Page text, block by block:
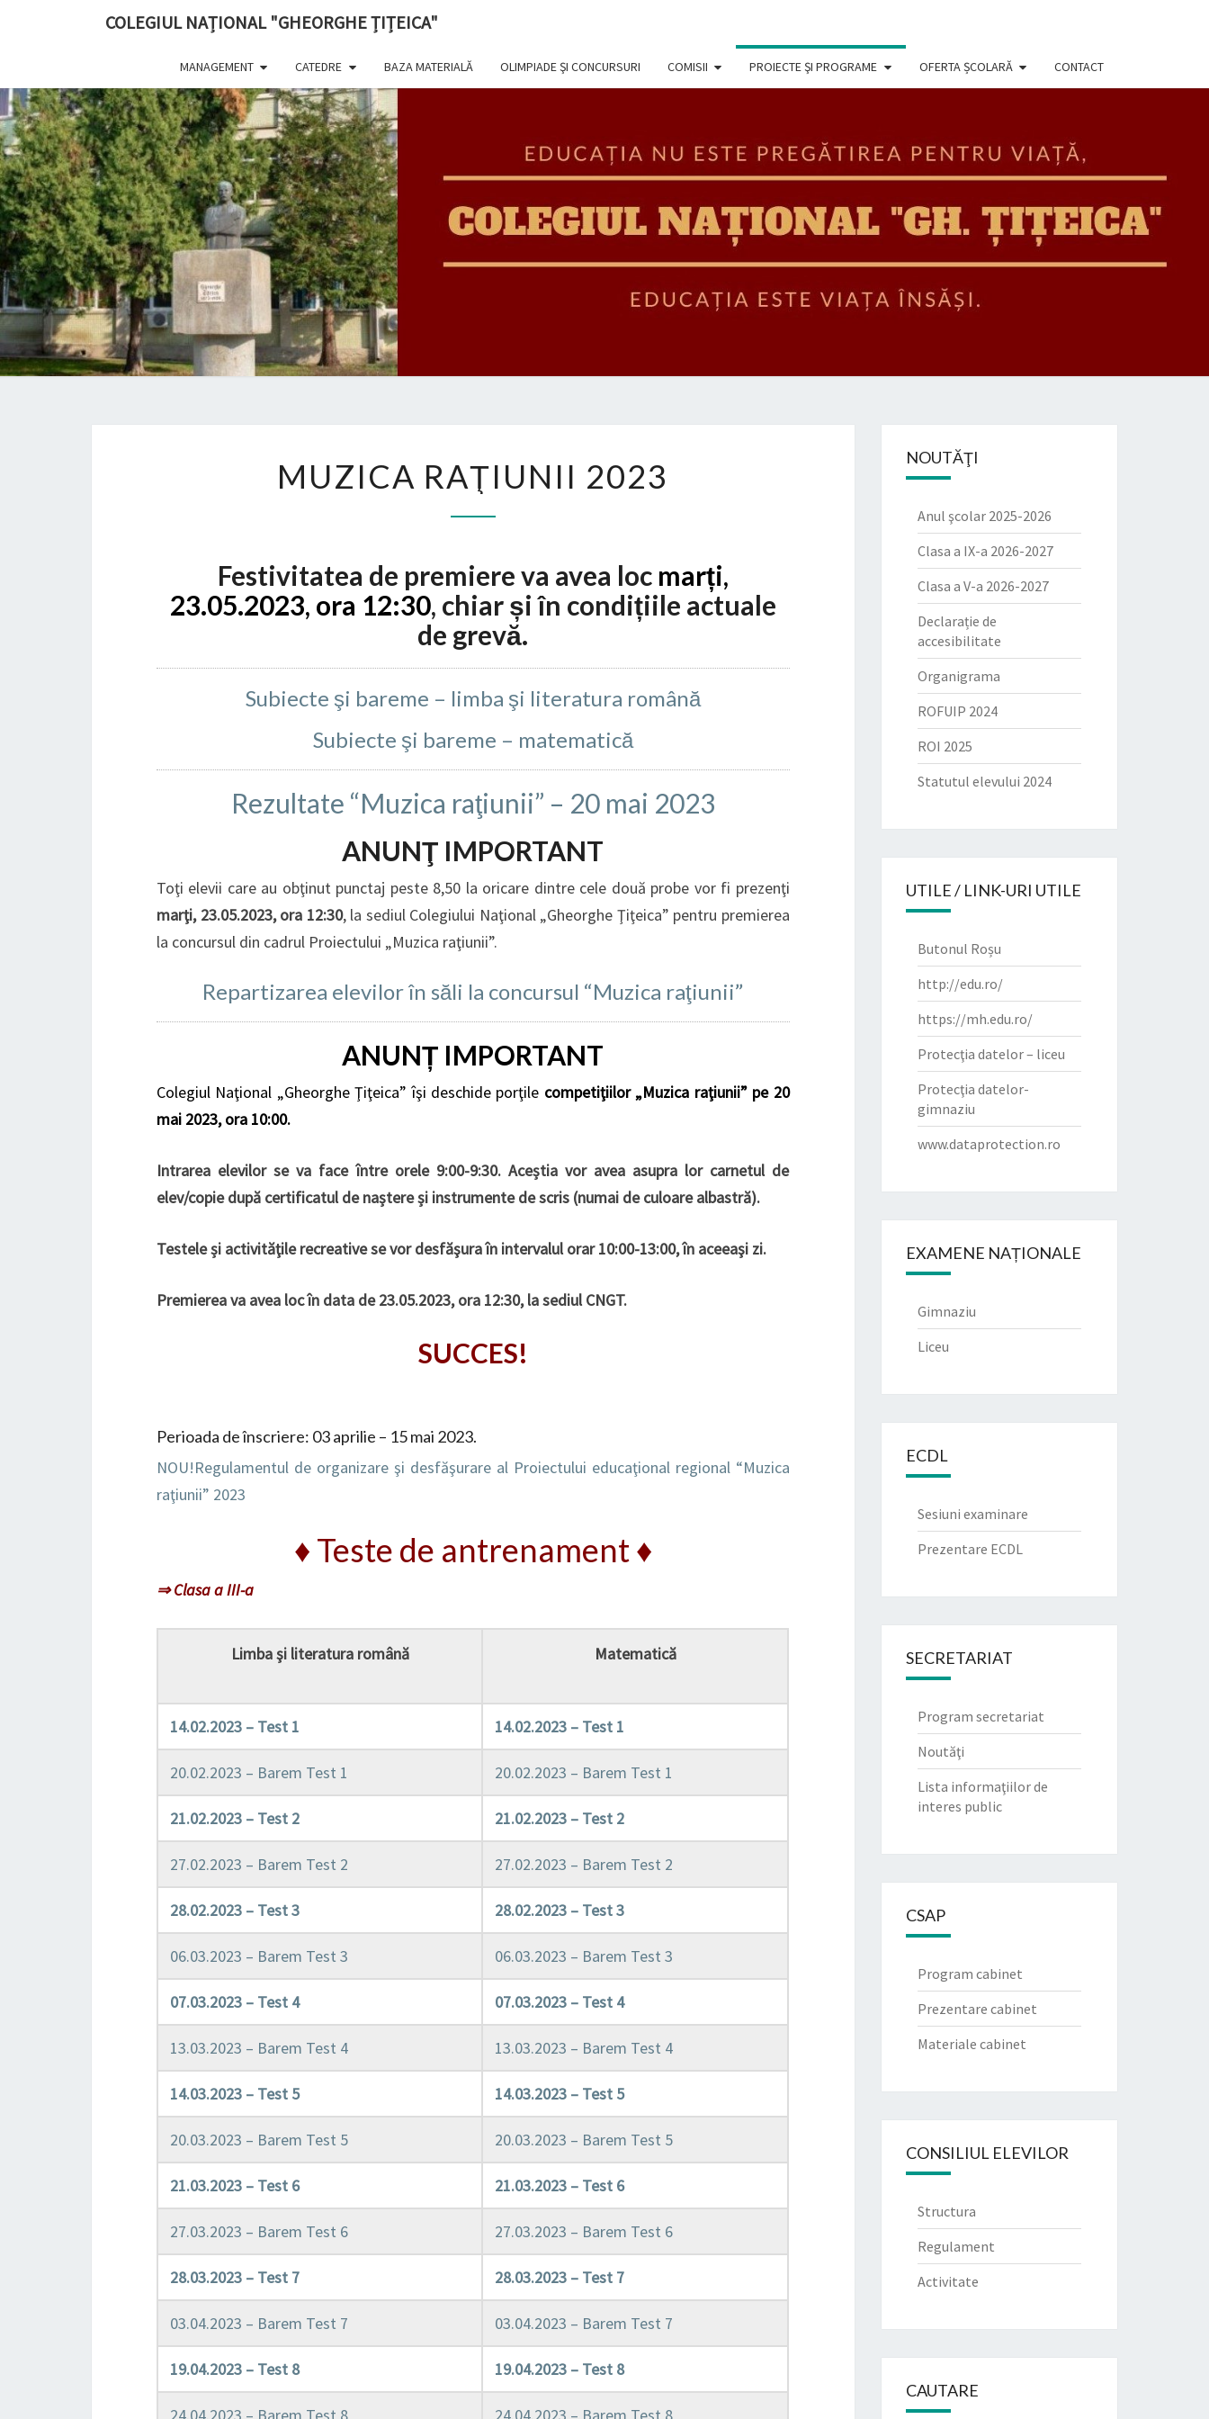
COLEGIUL NAȚIONAL "GHEORGHE ȚIȚEICA"
MANAGEMENT CATEDRE BAZA MATERIALĂ OLIMPIADE ŞI CONCURSURI COMISII PROIECTE ŞI PROGRAME OFERTA ȘCOLARĂ CONTACT
COLEGIUL
NAȚIONAL
"GHEORGHE
ȚIȚEICA"
RAŢIUNII
2023
MUZICA RAŢIUNII 2023
Festivitatea de premiere va avea loc marți,
23.05.2023, ora 12:30, chiar și în condițiile actuale
de grevă.
Subiecte şi bareme – limba şi literatura română
Subiecte şi bareme – matematică
Rezultate “Muzica raţiunii” – 20 mai 2023
ANUNŢ IMPORTANT
Toţi elevii care au obţinut punctaj peste 8,50 la oricare dintre cele două probe vor fi prezenţi
marţi, 23.05.2023, ora 12:30, la sediul Colegiului Naţional „Gheorghe Ţiţeica” pentru premierea
la concursul din cadrul Proiectului „Muzica raţiunii”.
Repartizarea elevilor în săli la concursul “Muzica raţiunii”
ANUNȚ IMPORTANT
Colegiul Naţional „Gheorghe Ţiţeica” îşi deschide porţile competiţiilor „Muzica raţiunii” pe 20
mai 2023, ora 10:00.
Intrarea elevilor se va face între orele 9:00-9:30. Aceștia vor avea asupra lor carnetul de
elev/copie după certificatul de naștere și instrumente de scris (numai de culoare albastră).
Testele și activităţile recreative se vor desfăşura în intervalul orar 10:00-13:00, în aceeaşi zi.
Premierea va avea loc în data de 23.05.2023, ora 12:30, la sediul CNGT.
SUCCES!
Perioada de înscriere: 03 aprilie – 15 mai 2023.
NOU!Regulamentul de organizare şi desfăşurare al Proiectului educaţional regional “Muzica
raţiunii” 2023
♦ Teste de antrenament ♦
⇒ Clasa a III-a
Limba şi literatura română Matematică
14.02.2023 – Test 1 14.02.2023 – Test 1
20.02.2023 – Barem Test 1 20.02.2023 – Barem Test 1
21.02.2023 – Test 2 21.02.2023 – Test 2
27.02.2023 – Barem Test 2 27.02.2023 – Barem Test 2
28.02.2023 – Test 3 28.02.2023 – Test 3
06.03.2023 – Barem Test 3 06.03.2023 – Barem Test 3
07.03.2023 – Test 4 07.03.2023 – Test 4
13.03.2023 – Barem Test 4 13.03.2023 – Barem Test 4
14.03.2023 – Test 5 14.03.2023 – Test 5
20.03.2023 – Barem Test 5 20.03.2023 – Barem Test 5
21.03.2023 – Test 6 21.03.2023 – Test 6
27.03.2023 – Barem Test 6 27.03.2023 – Barem Test 6
28.03.2023 – Test 7 28.03.2023 – Test 7
03.04.2023 – Barem Test 7 03.04.2023 – Barem Test 7
19.04.2023 – Test 8 19.04.2023 – Test 8
NOUTĂŢI
Anul şcolar 2025-2026
Clasa a IX-a 2026-2027
Clasa a V-a 2026-2027
Declarație de
accesibilitate
Organigrama
ROFUIP 2024
ROI 2025
Statutul elevului 2024
UTILE / LINK-URI UTILE
Butonul Roșu
http://edu.ro/
https://mh.edu.ro/
Protecţia datelor – liceu
Protecţia datelor-
gimnaziu
www.dataprotection.ro
EXAMENE NAȚIONALE
Gimnaziu
Liceu
ECDL
Sesiuni examinare
Prezentare ECDL
SECRETARIAT
Program secretariat
Noutăţi
Lista informaţiilor de
interes public
CSAP
Program cabinet
Prezentare cabinet
Materiale cabinet
CONSILIUL ELEVILOR
Structura
Regulament
Activitate
CAUTARE